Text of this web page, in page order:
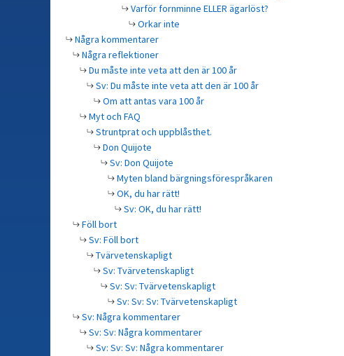
Varför fornminne ELLER ägarlöst?
Orkar inte
Några kommentarer
Några reflektioner
Du måste inte veta att den är 100 år
Sv: Du måste inte veta att den är 100 år
Om att antas vara 100 år
Myt och FAQ
Struntprat och uppblåsthet.
Don Quijote
Sv: Don Quijote
Myten bland bärgningsförespråkaren
OK, du har rätt!
Sv: OK, du har rätt!
Föll bort
Sv: Föll bort
Tvärvetenskapligt
Sv: Tvärvetenskapligt
Sv: Sv: Tvärvetenskapligt
Sv: Sv: Sv: Tvärvetenskapligt
Sv: Några kommentarer
Sv: Sv: Några kommentarer
Sv: Sv: Sv: Några kommentarer